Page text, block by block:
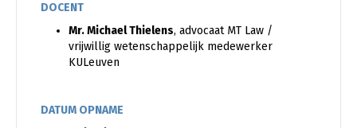
DOCENT
Mr. Michael Thielens, advocaat MT Law /
vrijwillig wetenschappelijk medewerker
KULeuven
DATUM OPNAME